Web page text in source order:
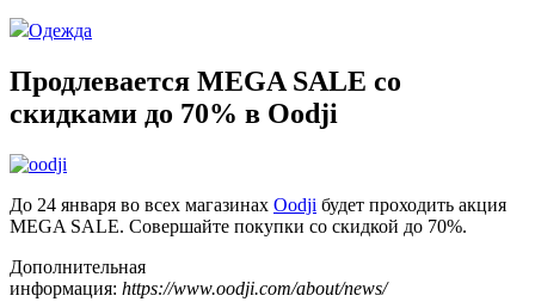
Одежда
Продлевается MEGA SALE со
скидками до 70% в Oodji
До 24 января во всех магазинах Oodji будет проходить акция
MEGA SALE. Совершайте покупки со скидкой до 70%.
Дополнительная
информация: https://www.oodji.com/about/news/